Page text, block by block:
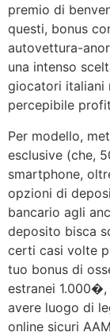
premio di
questi, bonus
autovettura-
una intenso
giocatori italiani
percepibile
Per modello,
esclusive (che,
smartphone,
opzioni di
bancario agli
deposito bisca
certi casi volte
tuo bonus di
estranei
avere luogo di
online sicuri